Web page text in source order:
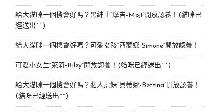
給大貓咪一個機會好嗎？黑紳士“摩吉-Moji”開放認養！(貓咪已
經送出^^)
給大貓咪一個機會好嗎？可愛女孩“西蒙娜-Simone“開放認養！
可愛小女生“萊莉-Riley”開放認養！(貓咪已經送出^^)
給大貓咪一個機會好嗎？黏人虎妹“貝蒂娜-Bettina”開放認養！
(貓咪已經送出^^)